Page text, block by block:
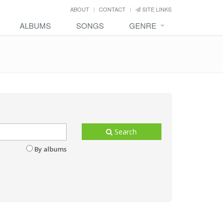
ABOUT CONTACT SITE LINKS
ALBUMS SONGS GENRE
By albums
Search